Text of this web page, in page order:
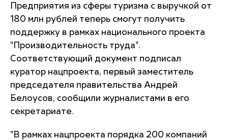
Предприятия из сферы туризма с выручкой от
180 млн рублей теперь смогут получить
поддержку в рамках национального проекта
"Производительность труда".
Соответствующий документ подписал
куратор нацпроекта, первый заместитель
председателя правительства Андрей
Белоусов, сообщили журналистами в его
секретариате.
"В рамках нацпроекта порядка 200 компаний